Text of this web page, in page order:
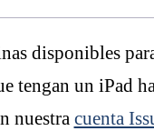
disponibles
tengan un iPad
nuestra cuenta